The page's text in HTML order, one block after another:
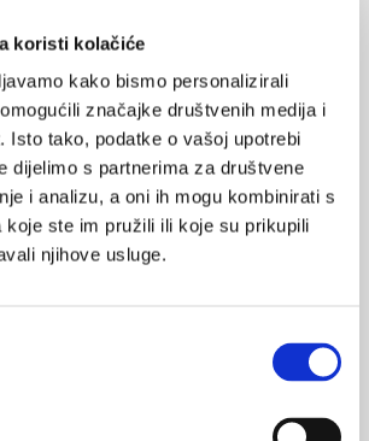
koristi kolačiće
kako bismo personalizirali
značajke društvenih medija i
Isto tako, podatke o vašoj upotrebi
dijelimo s partnerima za društvene
i analizu, a oni ih mogu kombinirati s
koje ste im pružili ili koje su prikupili
njihove usluge.
(T2D) i pretilošću ili prekomjernom
u čokoladicama, čipsu i drugoj nezdravoj
debljanje, može dovesti do